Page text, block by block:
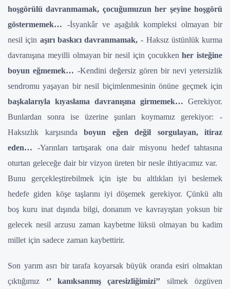
hoşgörülü davranmamak, çocuğumuzun her şeyine hoşgörü
göstermemek…
-İsyankâr ve aşağılık kompleksi olmayan bir
nesil için aşırı baskıcı davranmamak, - Haksız üstünlük kurma
davranışına meyilli olmayan bir nesil için çocukkenher isteğine
boyun eğmemek… -Kendini değersiz gören bir nevi yetersizlik
sendromu yaşayan bir nesil biçimlenmesinin önüne geçmek için
başkalarıyla kıyaslama davranışına girmemek… Gerekiyor.
Bunlardan sonra ise üzerine şunları koymamız gerekiyor:
-
Haksızlık karşısında boyun eğen değil sorgulayan, itiraz
eden…
-Yarınları tartışarak ona dair misyonu hedef tahtasına
oturtan geleceğe dair bir vizyon üreten bir nesle ihtiyacımız var.
Bunu gerçekleştirebilmek için işte bu altlıkları iyi beslemek
hedefe giden köşe taşlarını iyi döşemek gerekiyor. Çünkü altı
boş kuru inat dışında bilgi, donanım ve kavrayıştan yoksun bir
gelecek nesil arzusu zaman kaybetme lüksü olmayan bu kadim
millet için sadece zaman kaybettirir.
Son yarım asrı bir tarafa koyarsak büyük oranda esiri olmaktan
çıktığımız ‘’ kanıksanmış çaresizliğimizi’’ silmek özgüven